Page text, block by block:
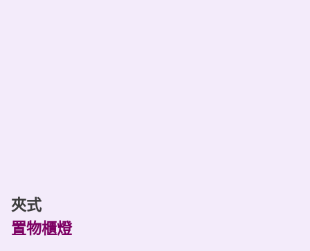
夾式
置物櫃燈